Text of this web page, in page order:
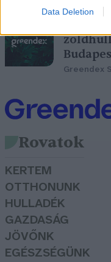
Data Deletion
Greendex
Rovatok
KERTEM
OTTHONUNK
HULLADÉK
GAZDASÁG
JÖVŐNK
EGÉSZSÉGÜNK